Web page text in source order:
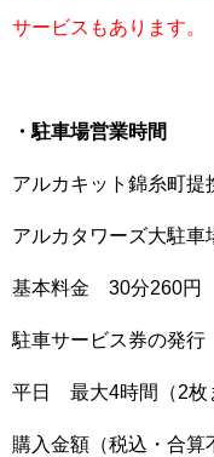
サービスもあります。
・駐車場営業時間
アルカキット錦糸町
アルカタワーズ大駐
基本料金 30分260円
駐車サービス券の発行
平日 最大4時間（2枚
購入金額（税込・合算